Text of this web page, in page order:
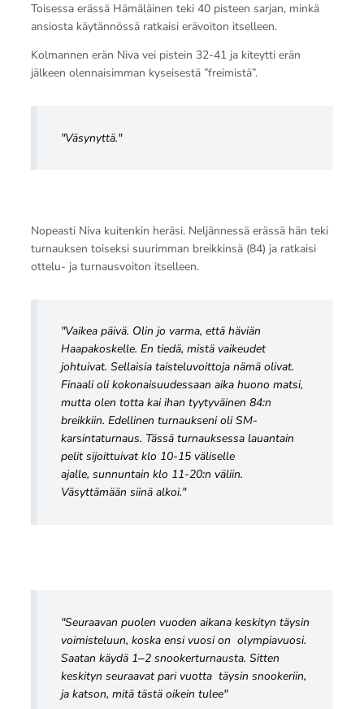
Toisessa erässä Hämäläinen teki 40 pisteen sarjan, minkä
ansiosta käytännössä ratkaisi erävoiton itselleen.
Kolmannen erän Niva vei pistein 32-41 ja kiteytti erän
jälkeen olennaisimman kyseisestä ”freimistä”.
"Väsynyttä."
Nopeasti Niva kuitenkin heräsi. Neljännessä erässä hän teki
turnauksen toiseksi suurimman breikkinsä (84) ja ratkaisi
ottelu- ja turnausvoiton itselleen.
"Vaikea päivä. Olin jo varma, että häviän
Haapakoskelle. En tiedä, mistä vaikeudet
johtuivat. Sellaisia taisteluvoittoja nämä olivat.
Finaali oli kokonaisuudessaan aika huono matsi,
mutta olen totta kai ihan tyytyväinen 84:n
breikkiin. Edellinen turnaukseni oli SM-
karsintaturnaus. Tässä turnauksessa lauantain
pelit sijoittuivat klo 10-15 väliselle
ajalle, sunnuntain klo 11-20:n väliin.
Väsyttämään siinä alkoi."
"Seuraavan puolen vuoden aikana keskityn täysin
voimisteluun, koska ensi vuosi on olympiavuosi.
Saatan käydä 1‒2 snookerturnausta. Sitten
keskityn seuraavat pari vuotta täysin snookeriin,
ja katson, mitä tästä oikein tulee"